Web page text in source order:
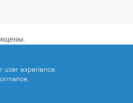
user experience.